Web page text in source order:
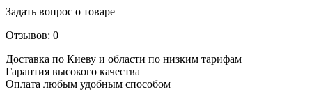
Задать вопрос о товаре
Отзывов: 0
Доставка по Киеву и области по низким тарифам
Гарантия высокого качества
Оплата любым удобным способом